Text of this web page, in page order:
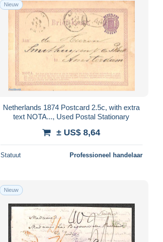
Nieuw
Netherlands 1874 Postcard 2.5c, with extra
text NOTA..., Used Postal Stationary
± US$ 8,64
Statuut Professioneel handelaar
Nieuw